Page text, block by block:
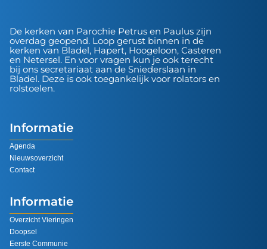
De kerken van Parochie Petrus en Paulus zijn
overdag geopend. Loop gerust binnen in de
kerken van Bladel, Hapert, Hoogeloon, Casteren
en Netersel. En voor vragen kun je ook terecht
bij ons secretariaat aan de Sniederslaan in
Bladel. Deze is ook toegankelijk voor rolators en
rolstoelen.
Informatie
Agenda
Nieuwsoverzicht
Contact
Informatie
Overzicht Vieringen
Doopsel
Eerste Communie